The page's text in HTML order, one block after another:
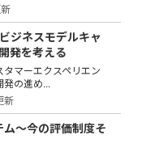
ジネスモデルキャ
発を考える
マーエクスペリエン
発の進め...
新
～今の評価制度そ